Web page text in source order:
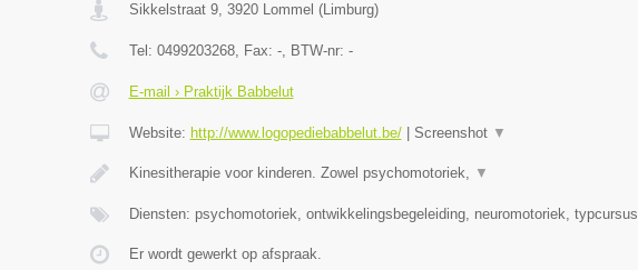
Sikkelstraat 9, 3920 Lommel (Limburg)
Tel: 0499203268, Fax: -, BTW-nr: -
E-mail › Praktijk Babbelut
Website: http://www.logopediebabbelut.be/| Screenshot ▼
Kinesitherapie voor kinderen. Zowel psychomotoriek, ▼
Diensten: psychomotoriek, ontwikkelingsbegeleiding, neuromotoriek, typcursus
Er wordt gewerkt op afspraak.